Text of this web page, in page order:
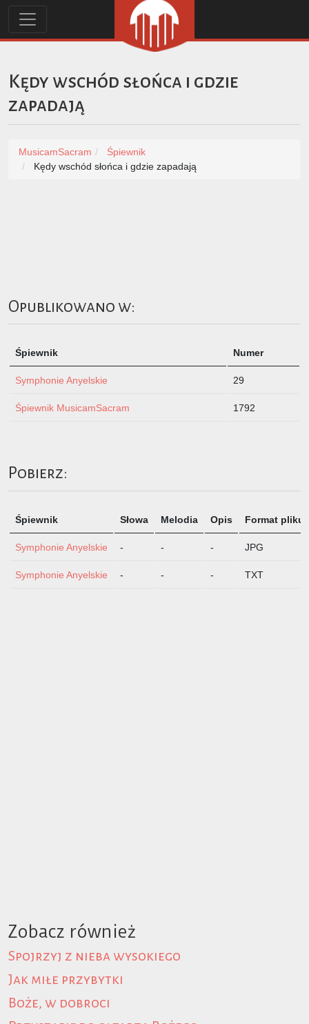
Kędy wschód słońca i gdzie
zapadają
MusicamSacram
Śpiewnik
Kędy wschód słońca i gdzie zapadają
Opublikowano w:
Śpiewnik Numer
Symphonie Anyelskie 29
Śpiewnik MusicamSacram 1792
Pobierz:
Śpiewnik Słowa Melodia Opis Format pliku
Symphonie Anyelskie - - - JPG
Symphonie Anyelskie - - - TXT
Zobacz również
Spojrzyj z nieba wysokiego
Jak miłe przybytki
Boże, w dobroci